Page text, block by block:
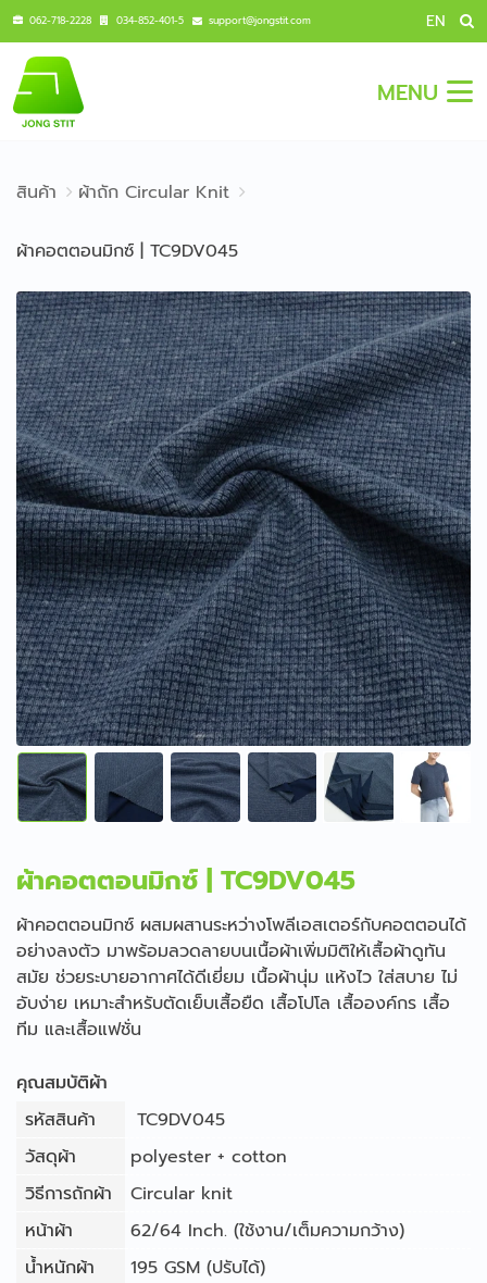
062-718-2228 034-852-401-5 support@jongstit.com EN
MENU
สินค้า ผ้าถัก Circular Knit
ผ้าคอตตอนมิกซ์ | TC9DV045
ผ้าคอตตอนมิกซ์ | TC9DV045
ผ้าคอตตอนมิกซ์ ผสมผสานระหว่างโพลีเอสเตอร์กับคอตตอนได้
อย่างลงตัว มาพร้อมลวดลายบนเนื้อผ้าเพิ่มมิติให้เสื้อผ้าดูทัน
สมัย ช่วยระบายอากาศได้ดีเยี่ยม เนื้อผ้านุ่ม แห้งไว ใส่สบาย ไม่
อับง่าย เหมาะสำหรับตัดเย็บเสื้อยืด เสื้อโปโล เสื้อองค์กร เสื้อ
ทีม และเสื้อแฟชั่น
คุณสมบัติผ้า
รหัสสินค้า
TC9DV045
วัสดุผ้า
polyester + cotton
วิธีการถักผ้า
Circular knit
หน้าผ้า
62/64 Inch. (ใช้งาน/เต็มความกว้าง)
น้ำหนักผ้า
195 GSM (ปรับได้)